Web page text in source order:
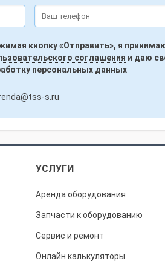
кнопку «Отправить», я
соглашения и даю
персональных данных
s.ru
УСЛУГИ
Аренда оборудования
Запчасти к оборудованию
Сервис и ремонт
Онлайн калькуляторы